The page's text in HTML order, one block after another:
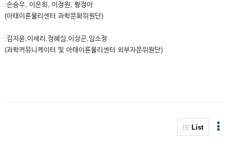
:손승우, 이은희, 이정원, 황정아
(아태이론물리센터 과학문화위원단)
:김지윤,이세리,정혜심,이상곤,임소정
(과학커뮤니케이터 및 아태이론물리센터 외부자문위원단)
List